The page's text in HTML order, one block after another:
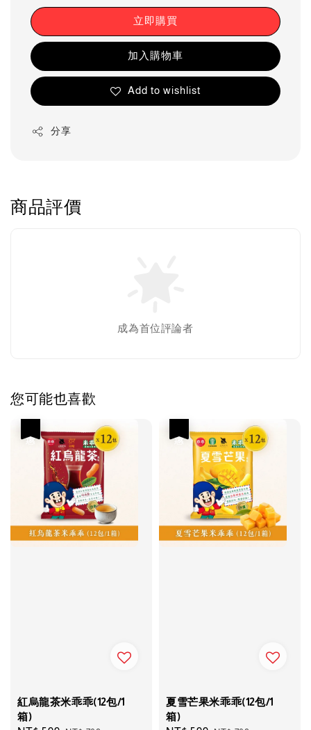
立即購買
加入購物車
Add to wishlist
分享
商品評價
成為首位評論者
您可能也喜歡
紅烏龍茶米乖乖(12包/1
箱)
夏雪芒果米乖乖(12包/1
箱)